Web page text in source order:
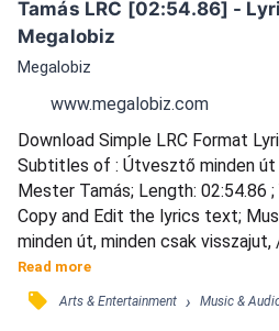
Tamás LRC [02:54.86] -
Megalobiz
Megalobiz
www.megalobiz.com
Download Simple LRC Format
Subtitles of : Útvesztő minden út
Mester Tamás; Length: 02:54.86 ;
Copy and Edit the lyrics text;
minden út, minden csak visszajut,
éjjel nem jön! / Nézd az árnyakat,
mily büszkén, mégis mily
lélek, rám vár minden árny, /
Read more
󰓹 Arts & Entertainment › Music &